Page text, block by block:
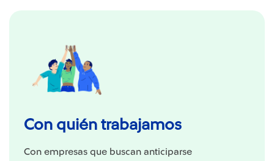
Con quién trabajamos
Con empresas que buscan anticiparse